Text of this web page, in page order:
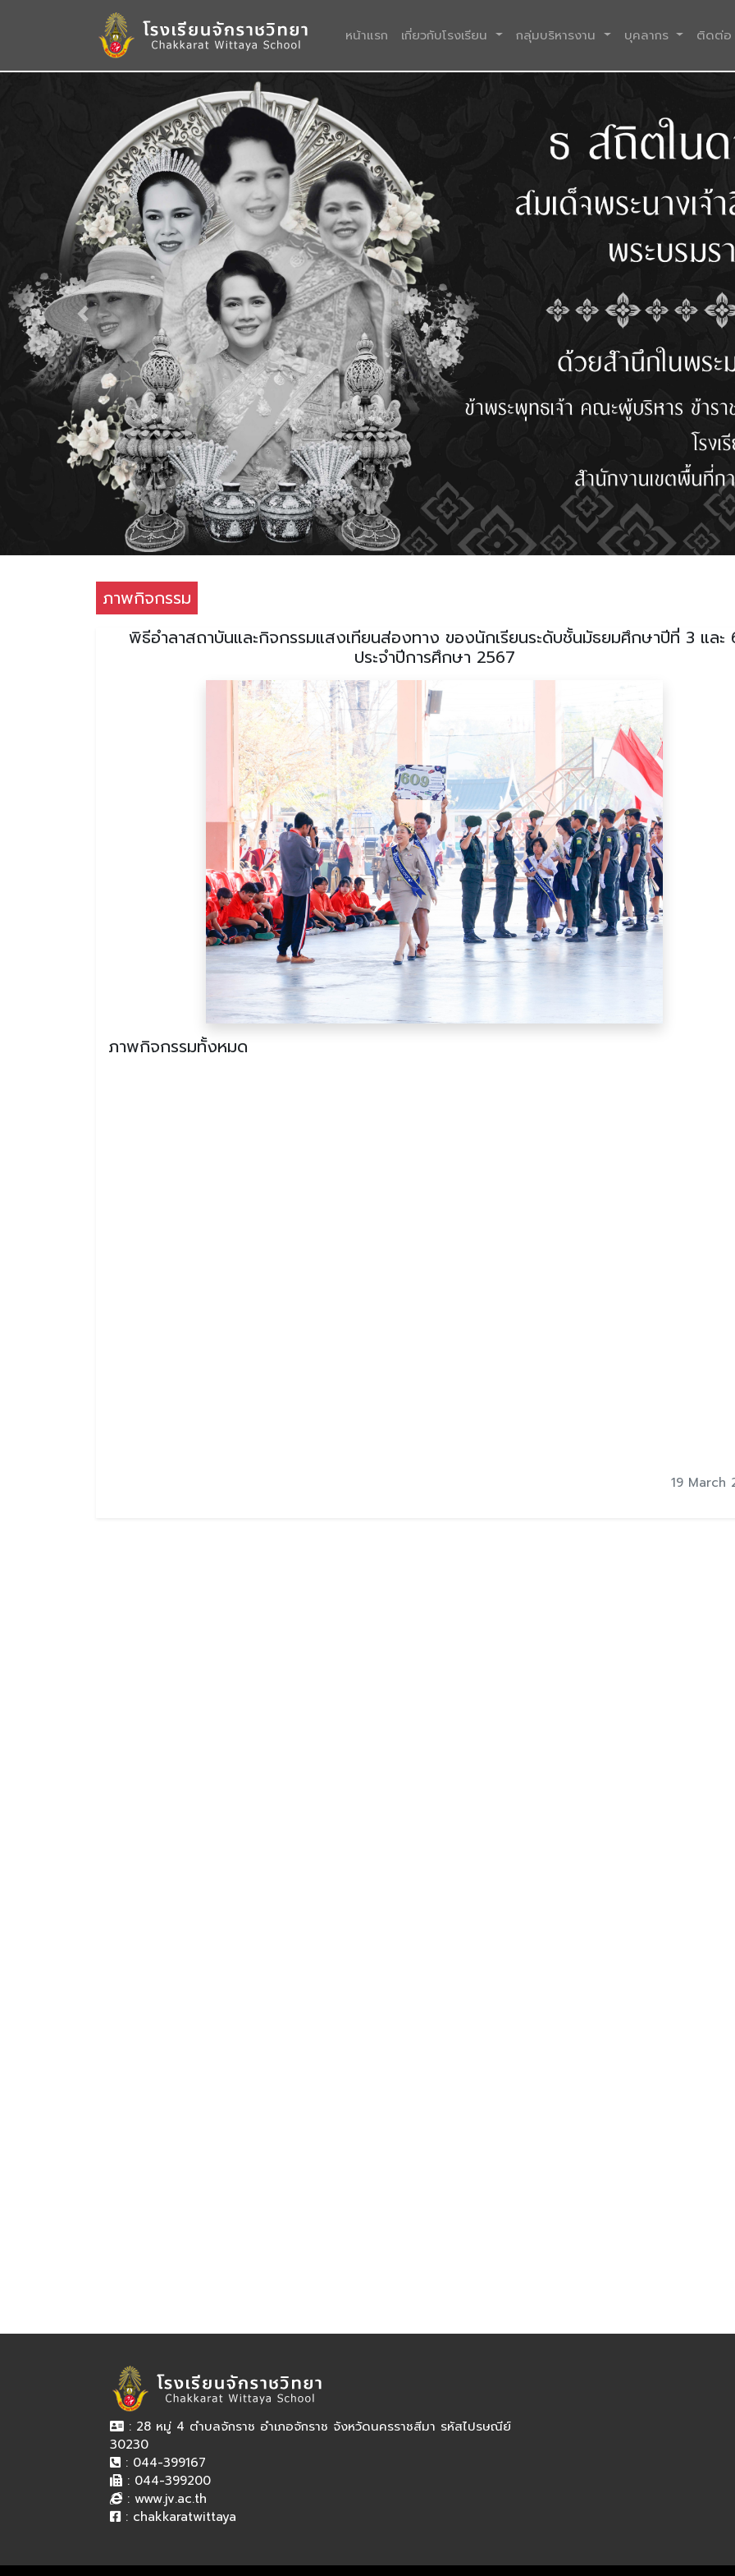
หน้าแรก (current)
เกี่ยวกับโรงเรียน กลุ่มบริหารงาน บุคลากร ติดต่อ
Previous
ภาพกิจกรรม
พิธีอำลาสถาบันและกิจกรรมแสงเทียนส่องทาง ของนักเรียนระดับชั้นมัธยมศึกษาปีที่ 3 และ
ประจำปีการศึกษา 2567
ภาพกิจกรรมทั้งหมด
19 March
: 28 หมู่ 4 ตำบลจักราช อำเภอจักราช จังหวัดนครราชสีมา รหัสไปรษณีย์
30230
: 044-399167
: 044-399200
: www.jv.ac.th
: chakkaratwittaya